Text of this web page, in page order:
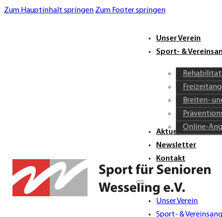
Zum Hauptinhalt springen Zum Footer springen
Unser Verein
Sport- &
Breiten-
Online-
Aktuelles &
Newsletter
Kontakt
Unser Verein
Sport- &